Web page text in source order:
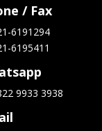
/ Fax
6191294
6195411
9933 3938